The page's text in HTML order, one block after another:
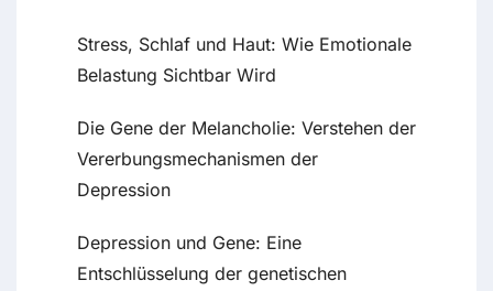
Stress, Schlaf und Haut: Wie Emotionale
Belastung Sichtbar Wird
Die Gene der Melancholie: Verstehen der
Vererbungsmechanismen der
Depression
Depression und Gene: Eine
Entschlüsselung der genetischen